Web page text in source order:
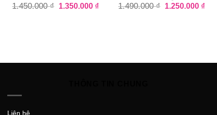
1.450.000₫ 1.350.000 ₫ 1.490.000₫ 1.250.000 ₫
Liên hệ